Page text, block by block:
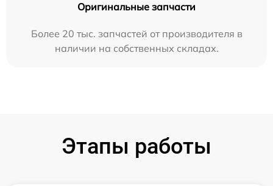
Оригинальные запчасти
Более 20 тыс. запчастей от производителя в
наличии на собственных складах.
Этапы работы